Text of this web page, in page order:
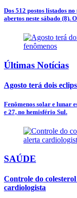
Dos 512 postos listados
abertos neste sábado (8).
Últimas Notícias
Agosto terá dois
Fenômenos solar e lunar
e 27, no hemisfério Sul.
SAÚDE
Controle do
cardiologista